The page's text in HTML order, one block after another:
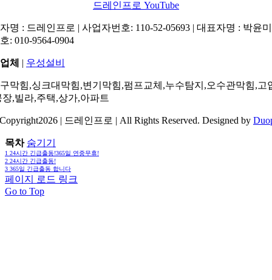
드레인프로 YouTube
명 : 드레인프로 | 사업자번호: 110-52-05693 | 대표자명 : 박윤
: 010-9564-0904
체 | 우성설비
막힘,싱크대막힘,변기막힘,펌프교체,누수탐지,오수관막힘,고
장,빌라,주택,상가,아파트
| 드레인프로 | All Rights Reserved. Designed by
목차 숨기기
1 24시간 긴급출동!365일 연중무휴!
2 24시간 긴급출동!
3 365일 긴급출동 합니다
페이지 로드 링크
Go to Top